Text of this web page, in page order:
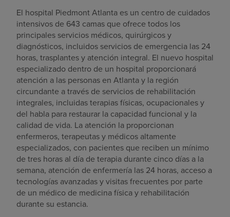
El hospital Piedmont Atlanta es un centro de cuidados
intensivos de 643 camas que ofrece todos los
principales servicios médicos, quirúrgicos y
diagnósticos, incluidos servicios de emergencia las 24
horas, trasplantes y atención integral. El nuevo hospital
especializado dentro de un hospital proporcionará
atención a las personas en Atlanta y la región
circundante a través de servicios de rehabilitación
integrales, incluidas terapias físicas, ocupacionales y
del habla para restaurar la capacidad funcional y la
calidad de vida. La atención la proporcionan
enfermeros, terapeutas y médicos altamente
especializados, con pacientes que reciben un mínimo
de tres horas al día de terapia durante cinco días a la
semana, atención de enfermería las 24 horas, acceso a
tecnologías avanzadas y visitas frecuentes por parte
de un médico de medicina física y rehabilitación
durante su estancia.